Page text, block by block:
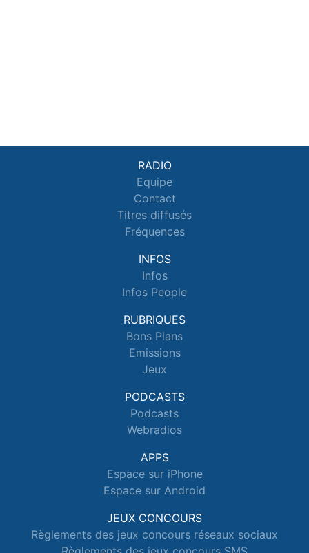
RADIO
Equipe
Contact
Titres diffusés
Fréquences
INFOS
Infos
Infos People
RUBRIQUES
Bons Plans
Emissions
Jeux
PODCASTS
Podcasts
Webradios
APPS
Espace sur iPhone
Espace sur Android
JEUX CONCOURS
Règlements des jeux concours réseaux sociaux